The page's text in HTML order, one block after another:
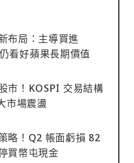
布局：主導買進
看好蘋果長期價值
市！KOSPI 交易結構
市場震盪
略！Q2 帳面虧損 82
買幣屯現金